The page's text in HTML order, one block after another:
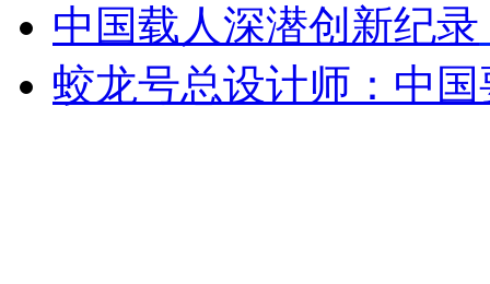
安徽一实载49人客车翻车
中国载人深潜创新纪录
蛟龙号总设计师：中